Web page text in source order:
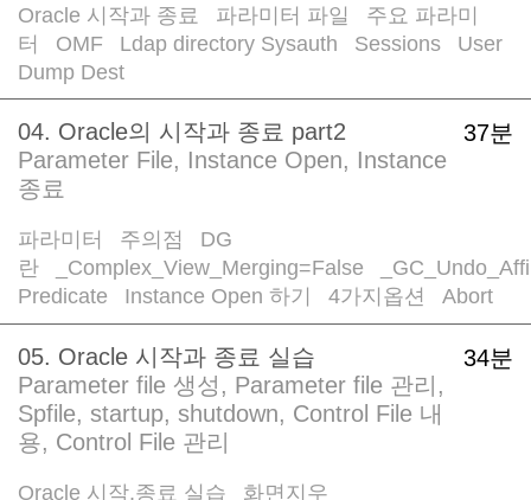
Oracle 시작과 종료 파라미터 파일
주요 파라미
터
OMF Ldap directory Sysauth Sessions
User
Dump Dest
37분
04. Oracle의 시작과 종료 part2
Parameter File, Instance Open, Instance
종료
파라미터 주의점
DG
란
_Complex_View_Merging=False
Predicate
Instance Open 하기 4가지옵션 Abort
34분
05. Oracle 시작과 종료 실습
Parameter file 생성, Parameter file 관리,
Spfile, startup, shutdown, Control File 내
용, Control File 관리
Oracle 시작,종료 실습 화면지우